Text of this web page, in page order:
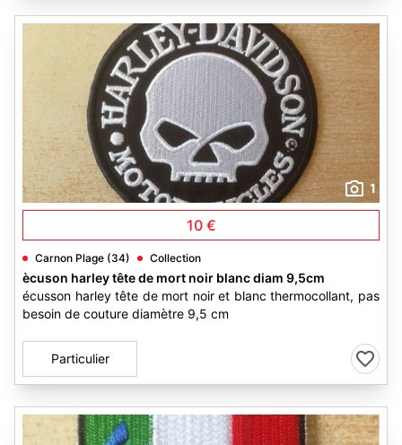
1
10 €
Carnon Plage (34) Collection
ècuson harley tête de mort noir blanc diam 9,5cm
écusson harley tête de mort noir et blanc thermocollant, pas
besoin de couture diamètre 9,5 cm
Particulier